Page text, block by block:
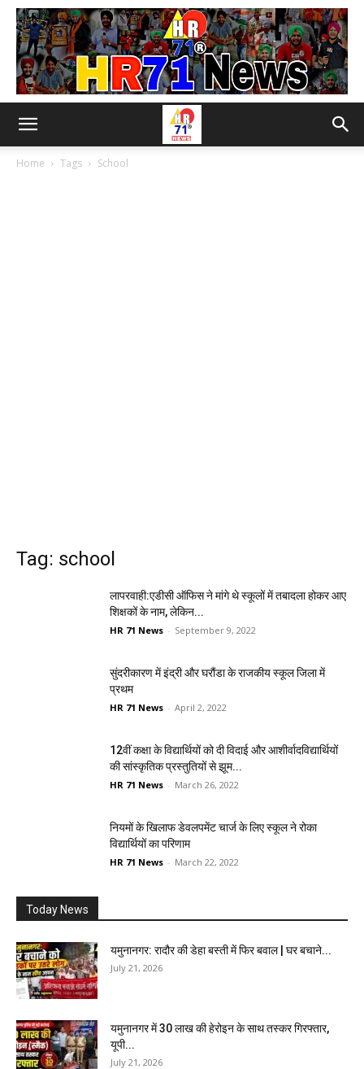
Home Tags School
Tag: school
लापरवाही:एडीसी ऑफिस ने मांगे थे स्कूलों में तबादला होकर आए
शिक्षकों के नाम, लेकिन...
HR 71 News - September 9, 2022
सुंदरीकारण में इंद्री और घरौंडा के राजकीय स्कूल जिला में
प्रथम
HR 71 News - April 2, 2022
12वीं कक्षा के विद्यार्थियों को दी विदाई और आशीर्वादविद्यार्थियों
की सांस्कृतिक प्रस्तुतियों से झूम...
HR 71 News - March 26, 2022
नियमों के खिलाफ डेवलपमेंट चार्ज के लिए स्कूल ने रोका
विद्यार्थियों का परिणाम
HR 71 News - March 22, 2022
Today News
यमुनानगर: रादौर की डेहा बस्ती में फिर बवाल | घर बचाने...
July 21, 2026
यमुनानगर में 30 लाख की हेरोइन के साथ तस्कर गिरफ्तार,
यूपी...
July 21, 2026